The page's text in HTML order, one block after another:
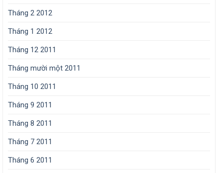
Tháng 2 2012
Tháng 1 2012
Tháng 12 2011
Tháng mười một 2011
Tháng 10 2011
Tháng 9 2011
Tháng 8 2011
Tháng 7 2011
Tháng 6 2011